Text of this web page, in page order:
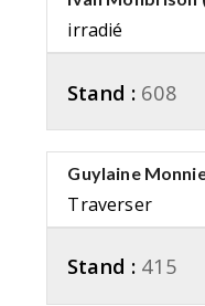
irradié
Stand : 608
Guylaine
Traverser
Stand : 415